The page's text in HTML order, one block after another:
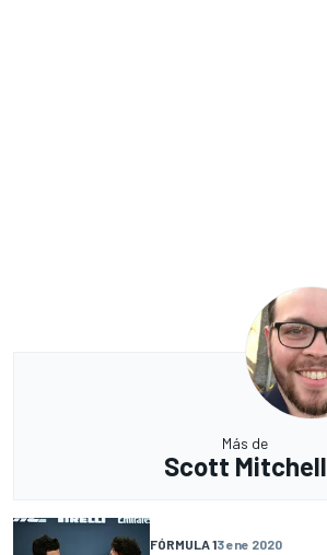
Más de
Scott Mitchell
FÓRMULA 13 ene 2020